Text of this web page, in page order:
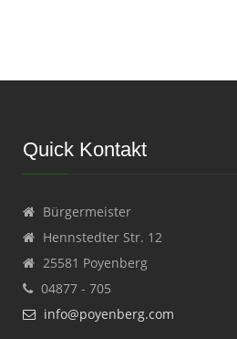
Quick Kontakt
Bürgermeister
Hennstedter Str. 12
25581 Poyenberg
04877 - 705
info@poyenberg.com